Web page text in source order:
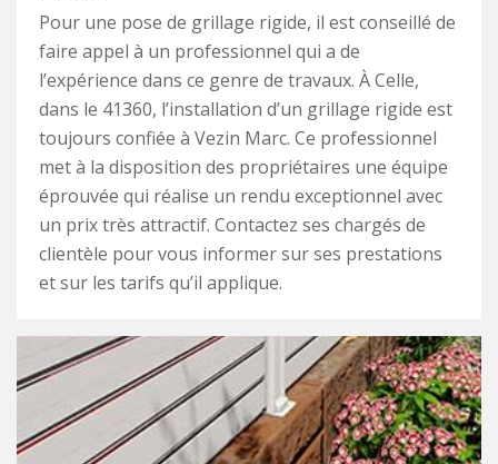
Pour une pose de grillage rigide, il est conseillé de
faire appel à un professionnel qui a de
l’expérience dans ce genre de travaux. À Celle,
dans le 41360, l’installation d’un grillage rigide est
toujours confiée à Vezin Marc. Ce professionnel
met à la disposition des propriétaires une équipe
éprouvée qui réalise un rendu exceptionnel avec
un prix très attractif. Contactez ses chargés de
clientèle pour vous informer sur ses prestations
et sur les tarifs qu’il applique.